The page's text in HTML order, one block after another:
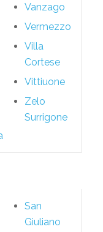
Vanzago
Vermezzo
Villa
Cortese
Vittiuone
Zelo
Surrigone
San
Giuliano